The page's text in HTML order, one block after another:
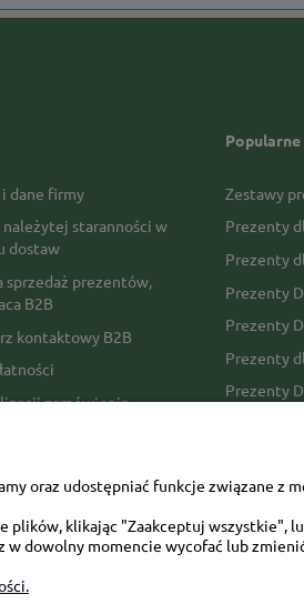
dane firmy
staranności w
dostaw
sprzedaż prezentów,
B2B
kontaktowy B2B
zamówienia
Zestawy
Prezenty
Prezenty
Prezenty
Prezenty
Prezenty
Prezenty
Urodziny/
oraz udostępniać funkcje związane z
plików, klikając "Zaakceptuj wszystkie",
dowolny momencie wycofać lub